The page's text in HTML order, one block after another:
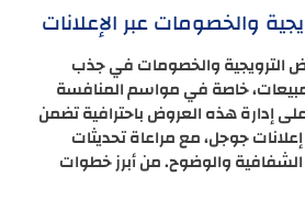
والخصومات عبر الإعلانات
الترويجية والخصومات في جذب
خاصة في مواسم المنافسة
إدارة هذه العروض باحترافية تضمن
جوجل، مع مراعاة تحديثات
والوضوح. من أبرز خطوات